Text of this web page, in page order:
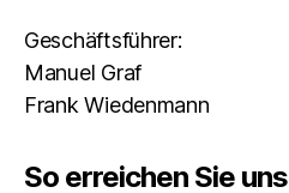
Geschäftsführer:
Manuel Graf
Frank Wiedenmann
So erreichen Sie uns